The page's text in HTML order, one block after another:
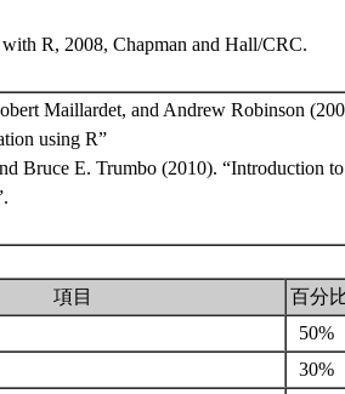
R, 2008, Chapman and Hall/CRC.
Maillardet, and Andrew Robinson
using R”
Bruce E. Trumbo (2010). “Introduction
項目 百分
50%
30%